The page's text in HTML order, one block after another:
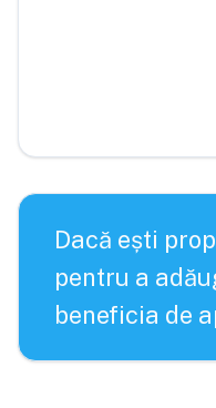
Dacă ești
pentru a
beneficia de